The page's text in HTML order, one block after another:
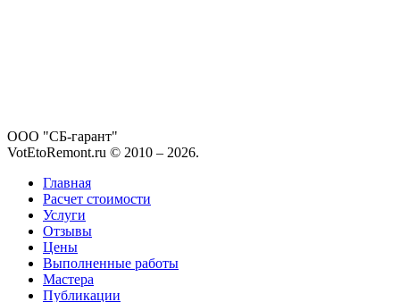
ООО "СБ-гарант"
VotEtoRemont.ru © 2010 – 2026.
Главная
Расчет стоимости
Услуги
Отзывы
Цены
Выполненные работы
Мастера
Публикации